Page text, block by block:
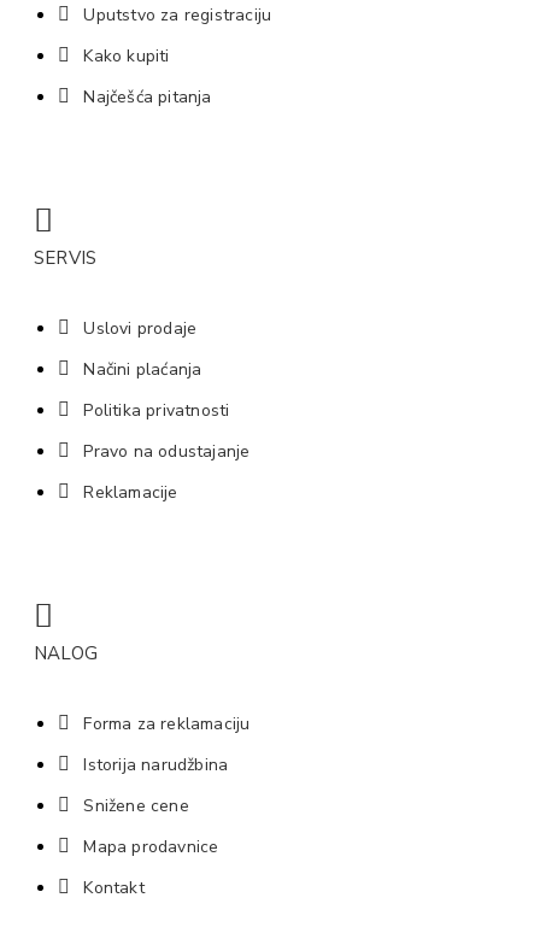
Uputstvo za registraciju
Kako kupiti
Najčešća pitanja
SERVIS
Uslovi prodaje
Načini plaćanja
Politika privatnosti
Pravo na odustajanje
Reklamacije
NALOG
Forma za reklamaciju
Istorija narudžbina
Snižene cene
Mapa prodavnice
Kontakt